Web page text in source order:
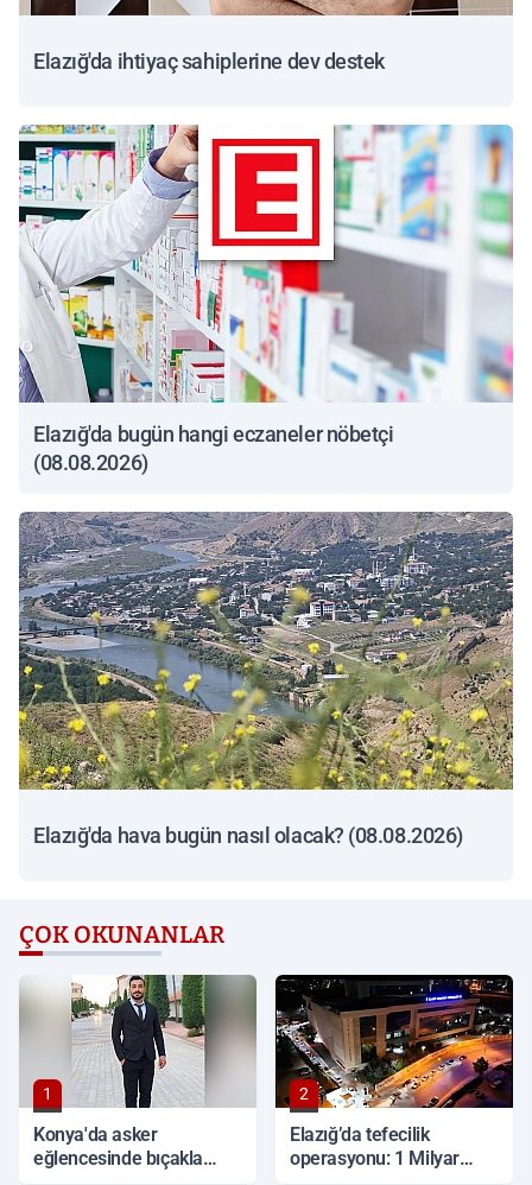
Elazığ'da ihtiyaç sahiplerine dev destek
Elazığ'da bugün hangi eczaneler nöbetçi
(08.08.2026)
Elazığ'da hava bugün nasıl olacak? (08.08.2026)
ÇOK OKUNANLAR
1
Konya'da asker
eğlencesinde bıçakla
2
Elazığ’da tefecilik
operasyonu: 1 Milyar